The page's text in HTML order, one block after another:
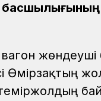
вагон
Өмірзақтың